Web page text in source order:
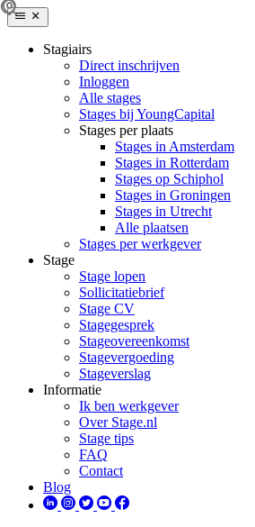
Stagiairs
Direct inschrijven
Inloggen
Alle stages
Stages bij YoungCapital
Stages per plaats
Stages in Amsterdam
Stages in Rotterdam
Stages op Schiphol
Stages in Groningen
Stages in Utrecht
Alle plaatsen
Stages per werkgever
Stage
Stage lopen
Sollicitatiebrief
Stage CV
Stagegesprek
Stageovereenkomst
Stagevergoeding
Stageverslag
Informatie
Ik ben werkgever
Over Stage.nl
Stage tips
FAQ
Contact
Blog